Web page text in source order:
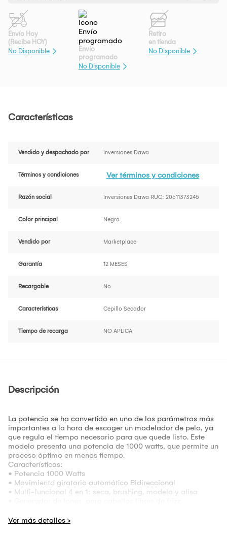
Envío Hoy
(Recibe HOY)
No Disponible
Envío
programado
No Disponible
Retiro
en tienda
No Disponible
Características
Vendido y despachado por Inversiones Dawa
Términos y condiciones Ver términos y condiciones
Razón social Inversiones Dawa RUC: 20611373245
Color principal Negro
Vendido por Marketplace
Garantía 12 MESES
Recargable No
Características Cepillo Secador
Tiempo de recarga NO APLICA
Descripción
La potencia se ha convertido en uno de los parámetros más
importantes a la hora de escoger un modelador de pelo, ya
que regula el tiempo necesario para que quede listo. Este
modelo presenta una potencia de 1000 watts, que permite un
proceso óptimo en menos tiempo.
Características:
• Potencia 1000 Watts
• Movimiento giratorio automático Bidireccional
• Multi-funcional 4 en 1: seca, brushing, modela y alisa
• Sistema seguro para remover los cepillos